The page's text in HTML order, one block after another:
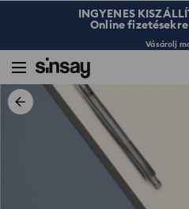
INGYENES
Online
Vásárolj